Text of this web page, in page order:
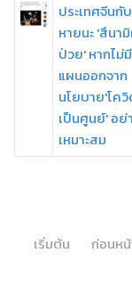
ประเทศจีนกับ
หายนะ 'สึนา
ป่วย' หากไม่มี
แผนออกจาก
นโยบาย'โค
เป็นศูนย์' อย่
เหมาะสม
เริ่มต้น ก่อนห